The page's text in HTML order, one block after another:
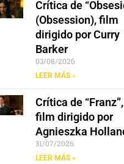
Crítica de
(Obsession), film
dirigido por Curry
Barker
03/08/2026
LEER MÁS »
Crítica de “Franz”,
film dirigido por
Agnieszka
31/07/2026
LEER MÁS »